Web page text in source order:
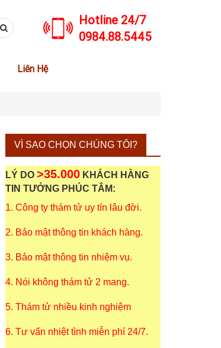
Hotline 24/7
0984.88.5445
Liên Hệ
VÌ SAO CHỌN CHÚNG TÔI?
LÝ DO >35.000KHÁCH HÀNG
TIN TƯỞNG PHÚC TÂM:
1. Công ty thám tử uy tín lâu đời.
2. Bảo mật thông tin khách hàng.
3. Bảo mật thông tin nhiệm vụ.
4. Nói không thám tử 2 mang.
5. Thám tử nhiều kinh nghiệm
6. Tư vấn nhiệt tình miễn phí 24/7.